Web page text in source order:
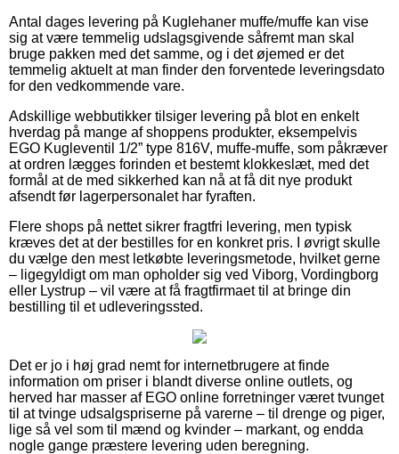
Antal dages levering på Kuglehaner muffe/muffe kan vise
sig at være temmelig udslagsgivende såfremt man skal
bruge pakken med det samme, og i det øjemed er det
temmelig aktuelt at man finder den forventede leveringsdato
for den vedkommende vare.
Adskillige webbutikker tilsiger levering på blot en enkelt
hverdag på mange af shoppens produkter, eksempelvis
EGO Kugleventil 1/2” type 816V, muffe-muffe, som påkræver
at ordren lægges forinden et bestemt klokkeslæt, med det
formål at de med sikkerhed kan nå at få dit nye produkt
afsendt før lagerpersonalet har fyraften.
Flere shops på nettet sikrer fragtfri levering, men typisk
kræves det at der bestilles for en konkret pris. I øvrigt skulle
du vælge den mest letkøbte leveringsmetode, hvilket gerne
– ligegyldigt om man opholder sig ved Viborg, Vordingborg
eller Lystrup – vil være at få fragtfirmaet til at bringe din
bestilling til et udleveringssted.
Det er jo i høj grad nemt for internetbrugere at finde
information om priser i blandt diverse online outlets, og
herved har masser af EGO online forretninger været tvunget
til at tvinge udsalgspriserne på varerne – til drenge og piger,
lige så vel som til mænd og kvinder – markant, og endda
nogle gange præstere levering uden beregning.